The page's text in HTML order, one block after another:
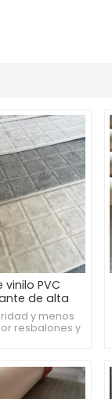
vinilo PVC
de alta
de limpiar.
y menos
resbalones y
y mantener,
y esfuerzo.